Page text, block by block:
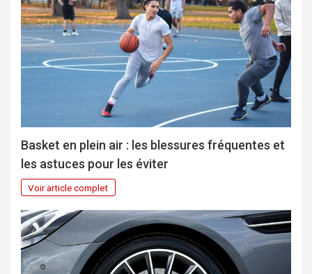
Basket en plein air : les blessures fréquentes et
les astuces pour les éviter
Voir article complet